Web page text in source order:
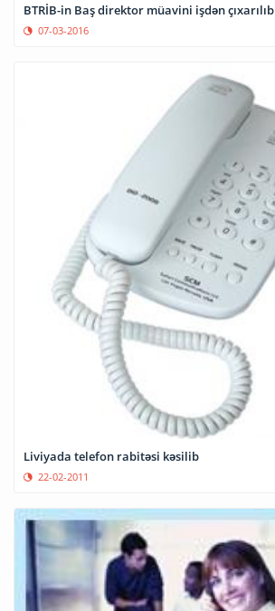
BTRİB-in Baş direktor müavini işdən çıxarılıb
07-03-2016
Liviyada telefon rabitəsi kəsilib
22-02-2011